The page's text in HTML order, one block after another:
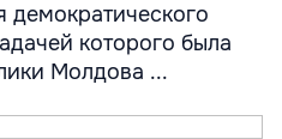
демократического
которого была
Молдова ...